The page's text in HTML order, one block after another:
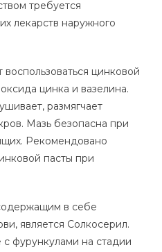
требуется
лекарств наружного
цинковой
цинка и вазелина.
размягчает
Мазь безопасна при
Рекомендовано
пасты при
в себе
является Солкосерил.
фурункулами на стадии